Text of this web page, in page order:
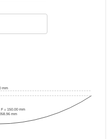
mm
F = 150.00 mm
mm